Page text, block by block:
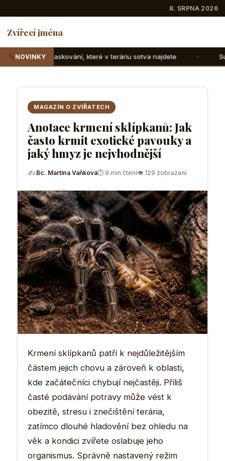
8. SRPNA 2026
Zvířecí jména
NOVINKY
v teráriu sotva najdete Suchozemské želvy: Jak jim
MAGAZÍN O ZVÍŘATECH
Anotace krmení sklípkanů: Jak
často krmit exotické pavouky a
jaký hmyz je nejvhodnější
✍ Bc. Martina Vaňková⏱ 9 min čtení👁 129 zobrazení
Krmení sklípkanů patří k nejdůležitějším
částem jejich chovu a zároveň k oblasti,
kde začátečníci chybují nejčastěji. Příliš
časté podávání potravy může vést k
obezitě, stresu i znečištění terária,
zatímco dlouhé hladovění bez ohledu na
věk a kondici zvířete oslabuje jeho
organismus. Správně nastavený režim